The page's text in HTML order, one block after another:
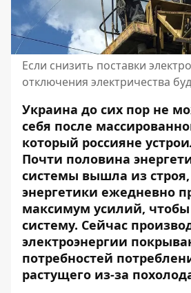
Если снизить поставки
отключения электричества
Украина до сих пор не
себя после
который россияне
Почти половина
системы вышла из строя
энергетики ежедневно
максимум усилий, чтобы
систему. Сейчас
электроэнергии
потребностей
растущего из-за